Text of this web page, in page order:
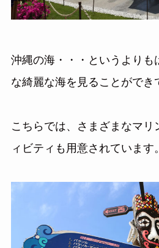
沖縄の海・・・というよりも
な綺麗な海を見ることができ
こちらでは、さまざまなマリ
ィビティも用意されています。